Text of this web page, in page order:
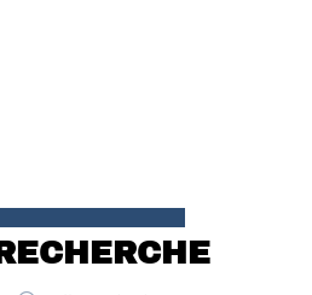
RECHERCHE